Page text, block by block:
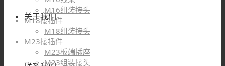
关于我们
M16组装接头
M18接插件
M18组装接头
M23接插件
M23板端插座
M23组装接头